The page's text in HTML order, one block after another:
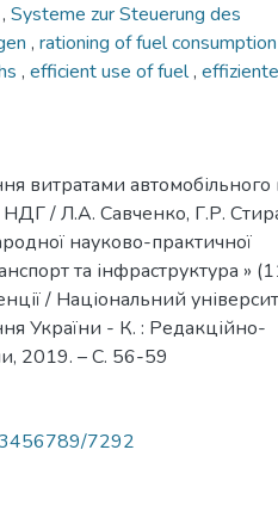
, Systeme zur Steuerung des
, rationing of fuel consumption
, efficient use of fuel,
витратами автомобільного
НДГ / Л.А. Савченко, Г.Р.
науково-практичної
та інфраструктура »
/ Національний
України - К. : Редакційно-
2019. – C. 56-59
7292